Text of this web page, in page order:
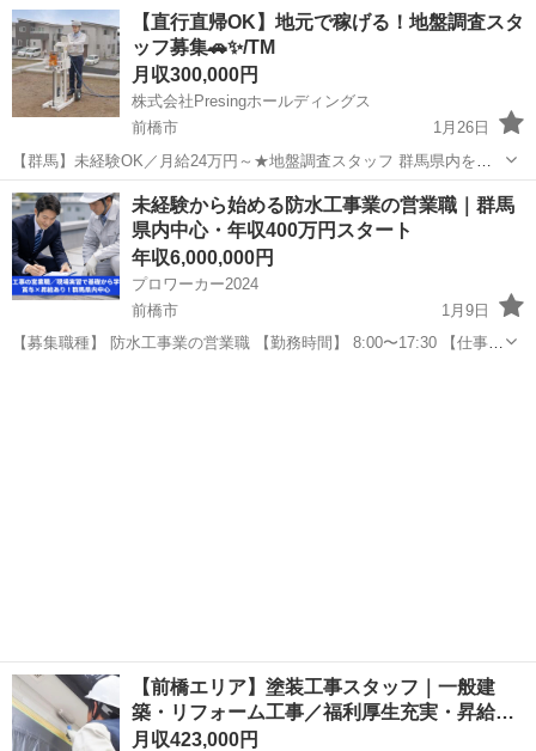
【直行直帰OK】地元で稼げる！地盤調査スタ
ッフ募集🚗✨/TM
月収300,000円
株式会社Presingホールディングス
前橋市
1月26日
【群馬】未経験OK／月給24万円～★地盤調査スタッフ 群馬県内を中
心に、住宅や建築現場で地盤調査を行うお仕事です。 専用機械を使っ
たシンプル作業なので、未経験スタートがほとんど！ 社用車・調査機
械・ガソリン代・ET...
群馬 前橋市 その他 未経験
未経験から始める防水工事業の営業職｜群馬
県内中心・年収400万円スタート
年収6,000,000円
プロワーカー2024
前橋市
1月9日
【募集職種】 防水工事業の営業職 【勤務時間】 8:00〜17:30 【仕事内
【前橋エリア】塗装工事スタッフ｜一般建
築・リフォーム工事／福利厚生充実・昇給
＆…
月収423,000円